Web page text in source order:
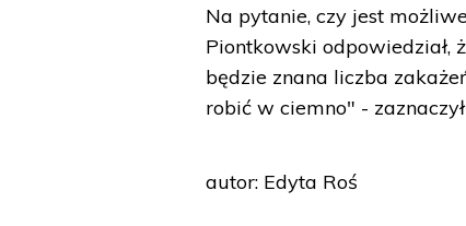
Na pytanie, czy jest
Piontkowski odpowiedział,
będzie znana liczba
robić w ciemno" -
autor: Edyta Roś